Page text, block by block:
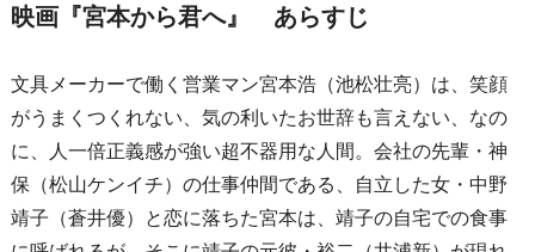
映画『宮本から君へ』 あらすじ
文具メーカーで働く営業マン宮本浩（池松壮亮）は、笑顔
がうまくつくれない、気の利いたお世辞も言えない、なの
に、人一倍正義感が強い超不器用な人間。会社の先輩・神
保（松山ケンイチ）の仕事仲間である、自立した女・中野
靖子（蒼井優）と恋に落ちた宮本は、靖子の自宅での食事